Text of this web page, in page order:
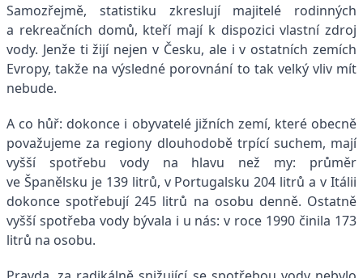
Samozřejmě, statistiku zkreslují majitelé rodinných
a rekreačních domů, kteří mají k dispozici vlastní zdroj
vody. Jenže ti žijí nejen v Česku, ale i v ostatních zemích
Evropy, takže na výsledné porovnání to tak velký vliv mít
nebude.
A co hůř: dokonce i obyvatelé jižních zemí, které obecně
považujeme za regiony dlouhodobě trpící suchem, mají
vyšší spotřebu vody na hlavu než my: průměr
ve Španělsku je 139 litrů, v Portugalsku 204 litrů a v Itálii
dokonce spotřebují 245 litrů na osobu denně. Ostatně
vyšší spotřeba vody bývala i u nás: v roce 1990 činila 173
litrů na osobu.